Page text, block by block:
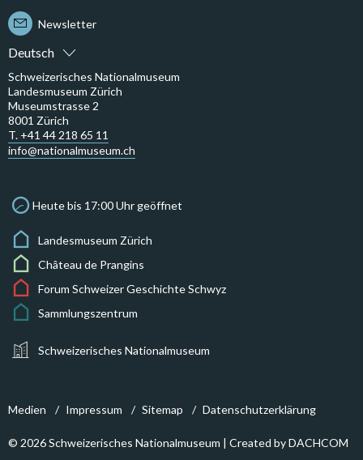
Deutsch
Newsletter
Schweizerisches Nationalmuseum
Landesmuseum Zürich
Museumstrasse 2
8001 Zürich
T. +41 44 218 65 11
info@nationalmuseum.ch
Heute bis 17:00 Uhr geöffnet
Landesmuseum Zürich
Château de Prangins
Forum Schweizer Geschichte Schwyz
Sammlungszentrum
Schweizerisches Nationalmuseum
Medien Impressum Sitemap Datenschutzerklärung
© 2026 Schweizerisches Nationalmuseum | Created byDACHCOM